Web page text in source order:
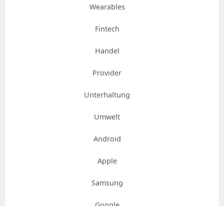
Wearables
Fintech
Handel
Provider
Unterhaltung
Umwelt
Android
Apple
Samsung